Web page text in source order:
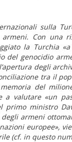
sulla
Con una
la Turchia
del genocidio
degli
tra il
del
valutare «un
primo ministro
armeni
europee»,
(cf. in questo